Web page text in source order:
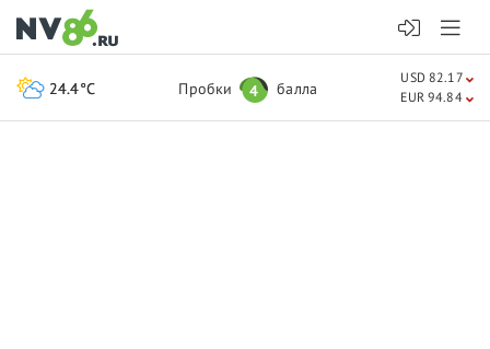
24.4°C Пробки 4 балла
USD 82.17
EUR 94.84